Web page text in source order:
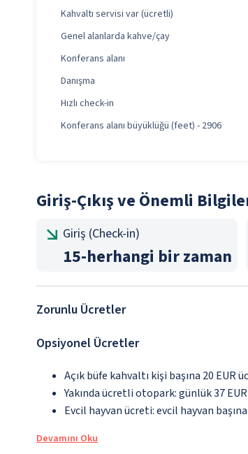
Kahvaltı servisi var (ücretli)
Genel alanlarda kahve/çay
Konferans alanı
Danışma
Hızlı check-in
Konferans alanı büyüklüğü (feet) - 2906
Giriş-Çıkış ve Önemli
Giriş (Check-in)
15-herhangi bir zaman
Zorunlu Ücretler
Opsiyonel Ücretler
Açık büfe kahvaltı kişi başına 20 EUR
Yakında ücretli otopark: günlük 37
Evcil hayvan ücreti: evcil hayvan başına
Devamını Oku